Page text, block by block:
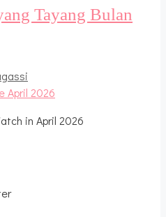
Tayang Bulan
in April 2026